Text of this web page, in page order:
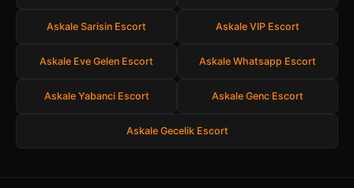
Askale Sarisin Escort Askale VIP Escort
Askale Eve Gelen Escort Askale Whatsapp Escort
Askale Yabanci Escort Askale Genc Escort
Askale Gecelik Escort